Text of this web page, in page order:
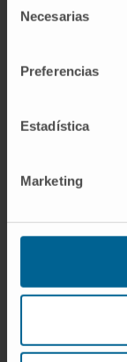
Necesarias
Preferencias
Estadística
Marketing
una
TGF-beta,
estudio de
sistémica.